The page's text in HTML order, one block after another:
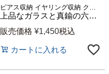
上品なガラスと真鍮の六角形アクセサリーケース Mサイズ 約W10.5×D9.5×H3.5cm [67050]
販売価格 ¥1,450税込
カートに入れる